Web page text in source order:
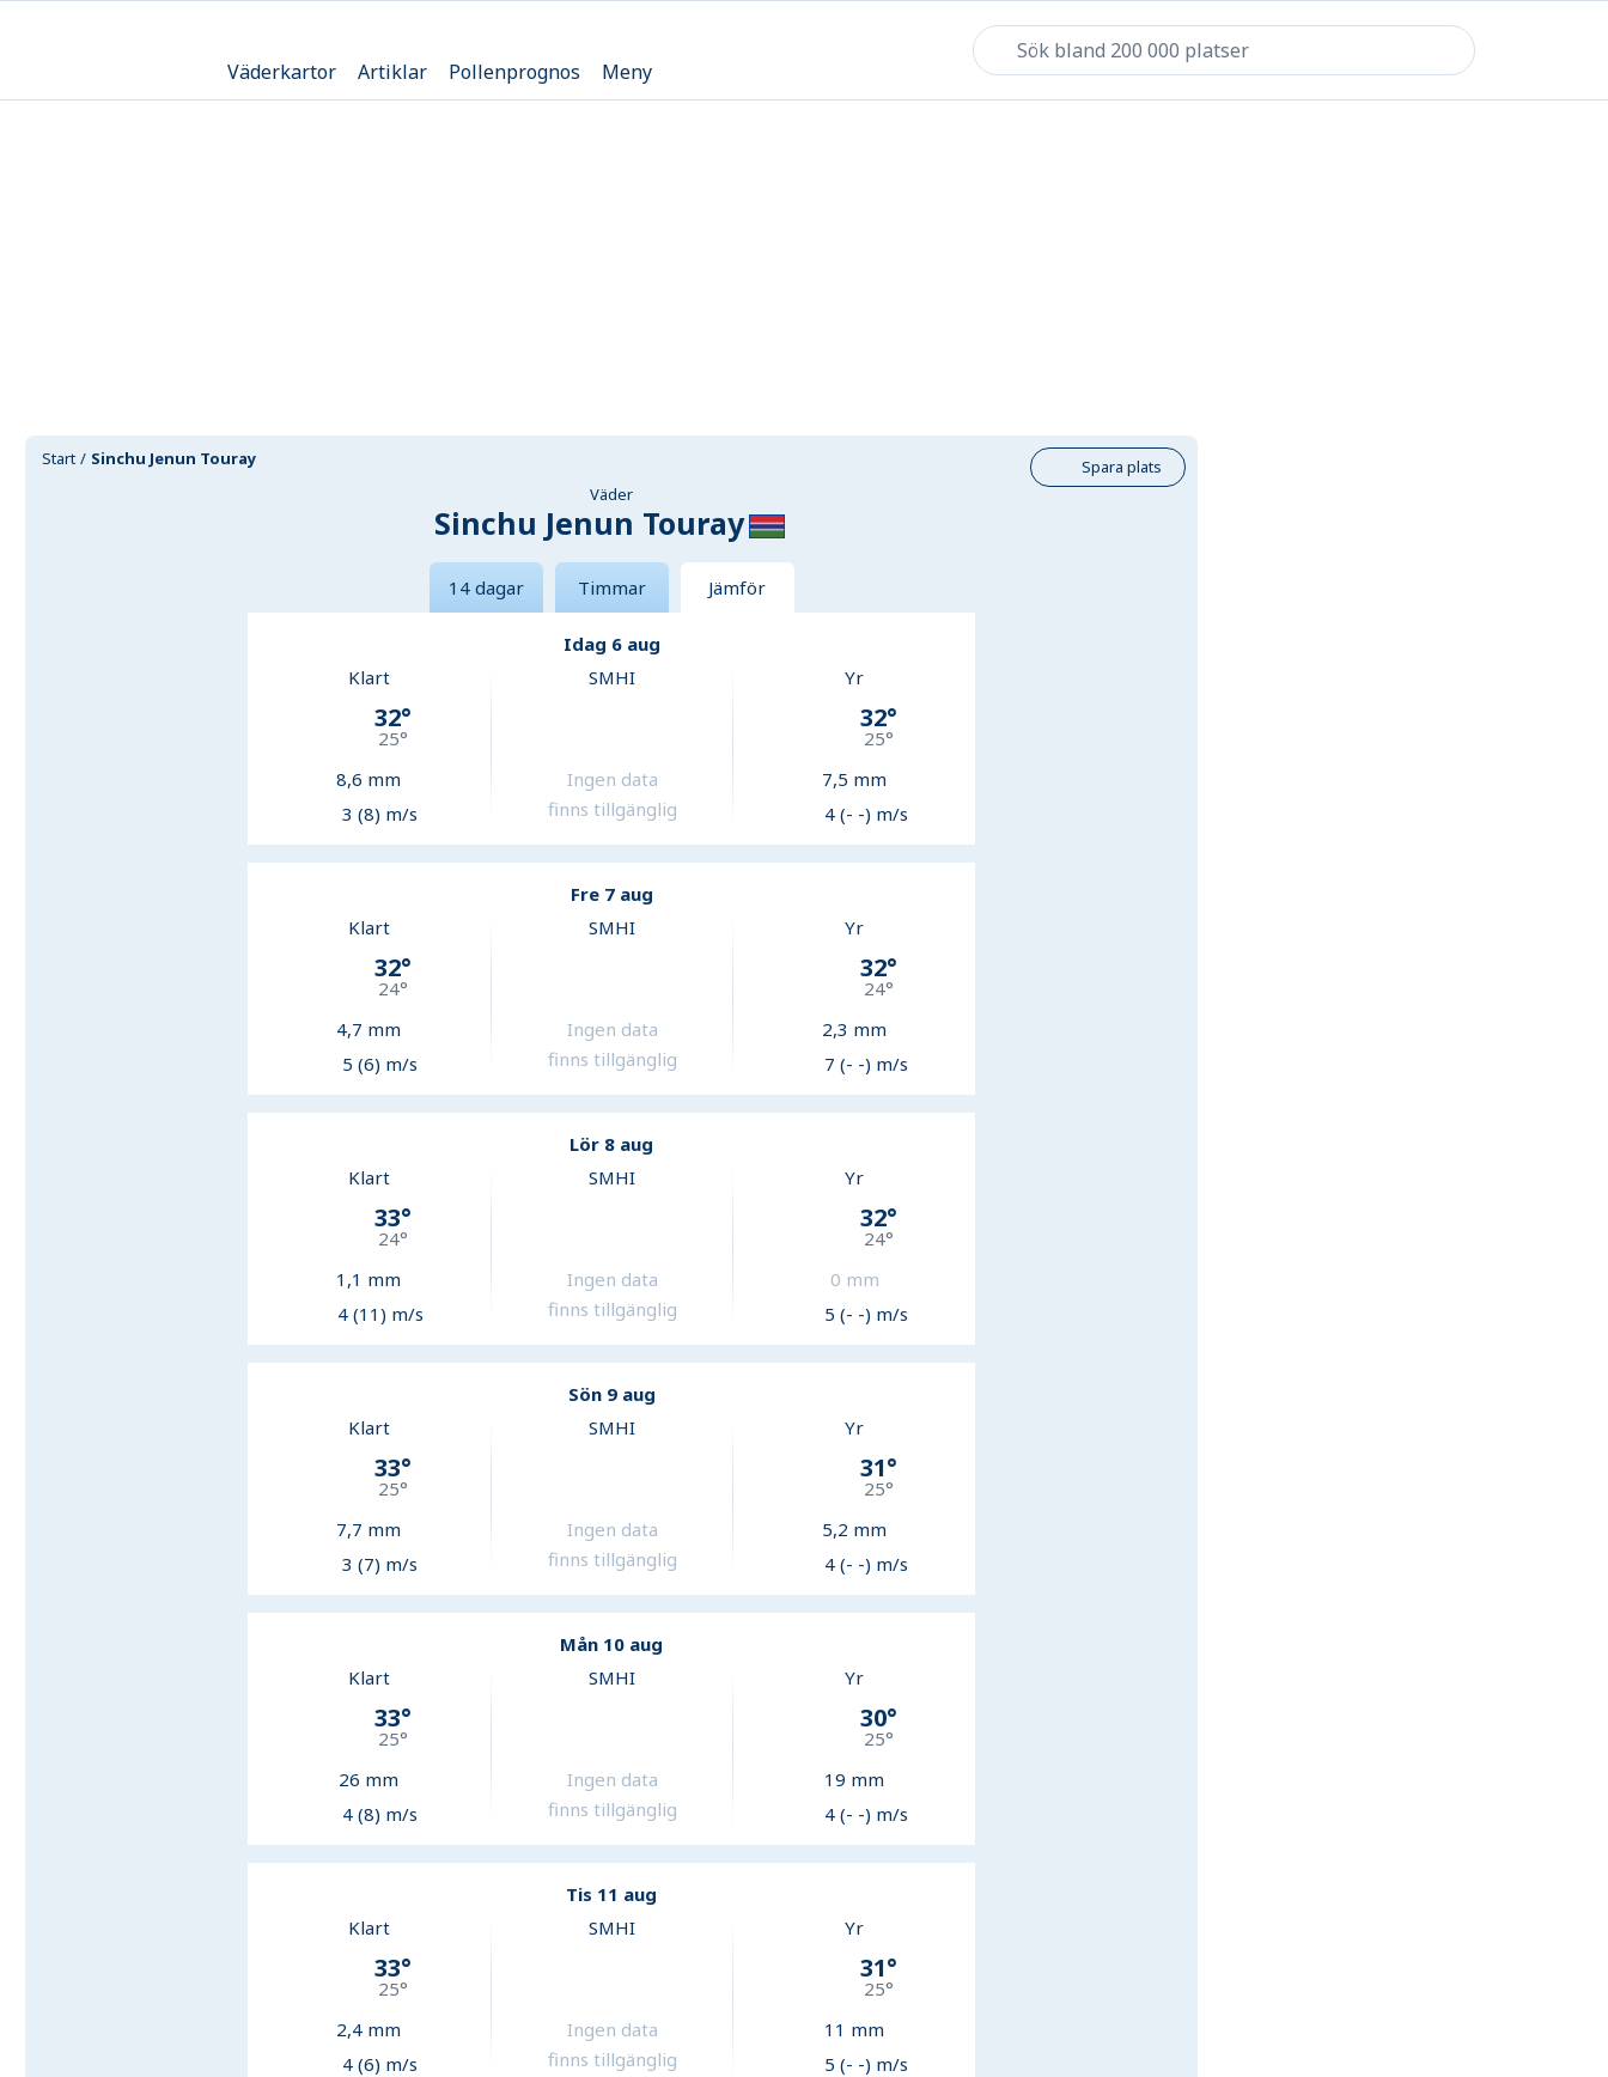
Väderkartor Artiklar Pollenprognos Meny
Start Sinchu Jenun Touray
Spara plats
Väder
Sinchu Jenun Touray
14 dagar Timmar Jämför
Idag 6 aug
Klart
32°
25°
8,6 mm
3 (8) m/s
SMHI
Ingen data
finns tillgänglig
Yr
32°
25°
7,5 mm
4 (- -) m/s
Fre 7 aug
Klart
32°
24°
4,7 mm
5 (6) m/s
SMHI
Ingen data
finns tillgänglig
Yr
32°
24°
2,3 mm
7 (- -) m/s
Lör 8 aug
Klart
33°
24°
1,1 mm
4 (11) m/s
SMHI
Ingen data
finns tillgänglig
Yr
32°
24°
0 mm
5 (- -) m/s
Sön 9 aug
Klart
33°
25°
7,7 mm
3 (7) m/s
SMHI
Ingen data
finns tillgänglig
Yr
31°
25°
5,2 mm
4 (- -) m/s
Mån 10 aug
Klart
33°
25°
26 mm
4 (8) m/s
SMHI
Ingen data
finns tillgänglig
Yr
30°
25°
19 mm
4 (- -) m/s
Tis 11 aug
Klart
33°
25°
2,4 mm
4 (6) m/s
SMHI
Ingen data
finns tillgänglig
Yr
31°
25°
11 mm
5 (- -) m/s